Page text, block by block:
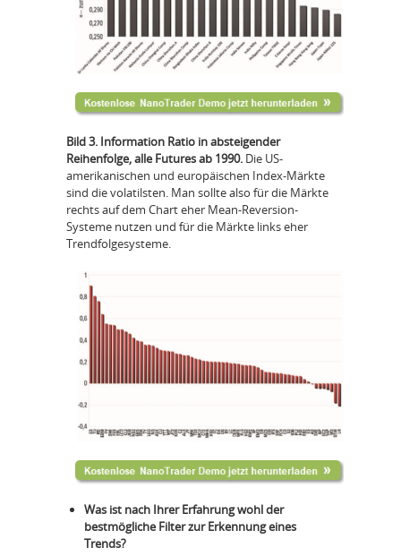
Bild 3. Information Ratio in absteigender
Reihenfolge, alle Futures ab 1990. Die US-
amerikanischen und europäischen Index-Märkte
sind die volatilsten. Man sollte also für die Märkte
rechts auf dem Chart eher Mean-Reversion-
Systeme nutzen und für die Märkte links eher
Trendfolgesysteme.
Was ist nach Ihrer Erfahrung wohl der
bestmögliche Filter zur Erkennung eines
Trends?